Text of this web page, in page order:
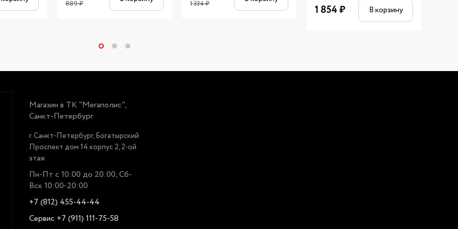
889₽ 1 334₽ 1 854₽ В корзину
Магазин в ТК "Мегаполис",
Санкт-Петербург
г. Санкт-Петербург, Богатырский
Проспект дом 14 корпус 2, 2-ой
этаж
Пн-Пт с 10:00 до 20:00, Сб-
Вск 10:00-20:00
+7 (812) 455-44-44
Сервис +7 (911) 111-75-58